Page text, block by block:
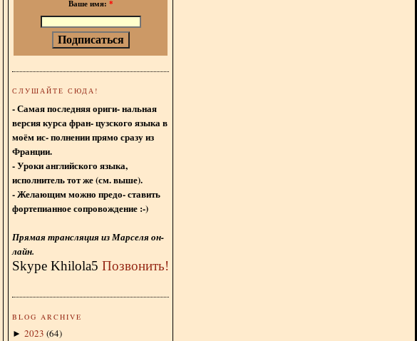
Ваше имя: *
СЛУШАЙТЕ СЮДА!
- Самая последняя ориги- нальная
версия курса фран- цузского языка в
моём ис- полнении прямо сразу из
Франции.
- Уроки английского языка,
исполнитель тот же (см. выше).
- Желающим можно предо- ставить
фортепианное сопровождение :-)
Прямая трансляция из Марселя он-
лайн.
Skype Khilola5 Позвонить!
BLOG ARCHIVE
► 2023 (64)